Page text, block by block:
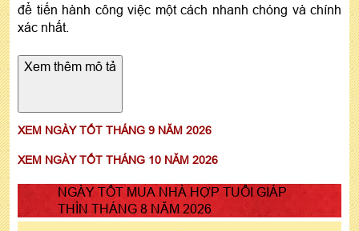
để tiến hành công việc một cách nhanh chóng và chính
xác nhất.
Xem thêm mô tả
XEM NGÀY TỐT THÁNG 9 NĂM 2026
XEM NGÀY TỐT THÁNG 10 NĂM 2026
NGÀY TỐT MUA NHÀ HỢP TUỔI GIÁP
THÌN THÁNG 8 NĂM 2026